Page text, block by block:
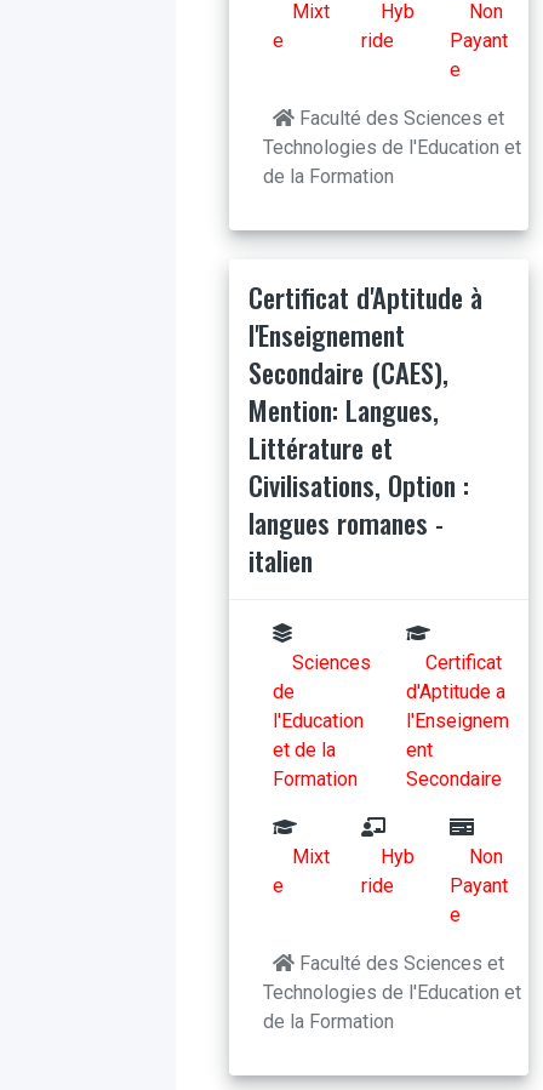
Mixt
e
Hyb
ride
Non
Payant
e
Faculté des Sciences et
Technologies de l'Education et
de la Formation
Certificat d'Aptitude à
l'Enseignement
Secondaire (CAES),
Mention: Langues,
Littérature et
Civilisations, Option :
langues romanes -
italien
Sciences
de
l'Education
et de la
Formation
Certificat
d'Aptitude a
l'Enseignem
ent
Secondaire
Mixt
e
Hyb
ride
Non
Payant
e
Faculté des Sciences et
Technologies de l'Education et
de la Formation